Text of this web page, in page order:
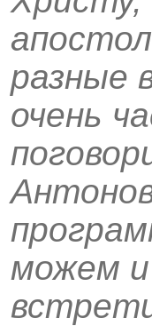
разные
очень
можем